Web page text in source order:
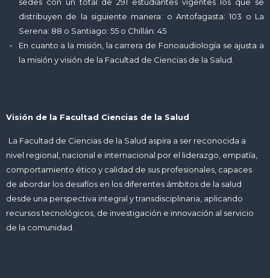
distribuyen de la siguiente manera: o Antofagasta: 103 o La
Serena: 88 o Santiago: 55 o Chillán: 45
En cuanto a la misión, la carrera de Fonoaudiología se ajusta a
la misión y visión de la Facultad de Ciencias de la Salud.
Visión de la Facultad Ciencias de la Salud
La Facultad de Ciencias de la Salud aspira a ser reconocida a
nivel regional, nacional e internacional por el liderazgo, empatía,
comportamiento ético y calidad de sus profesionales, capaces
de abordar los desafíos en los diferentes ámbitos de la salud
desde una perspectiva integral y transdisciplinaria, aplicando
recursos tecnológicos, de investigación e innovación al servicio
de la comunidad.